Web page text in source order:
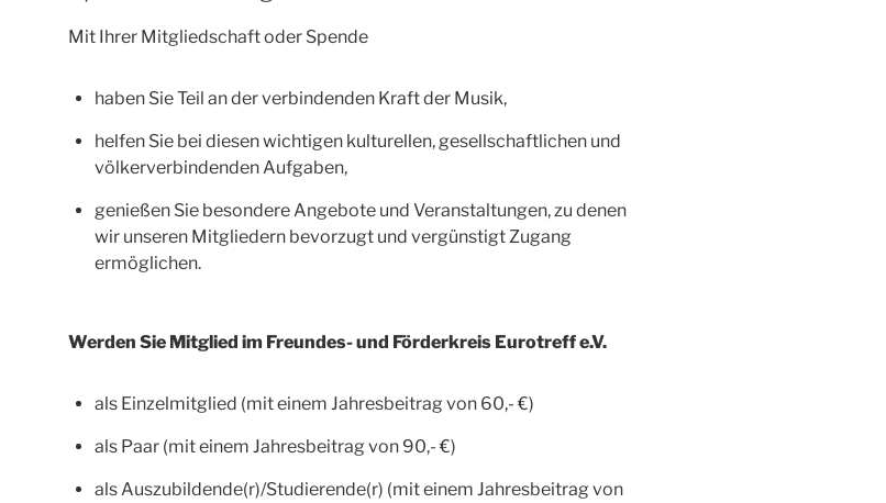
Mit Ihrer Mitgliedschaft oder Spende
haben Sie Teil an der verbindenden Kraft der Musik,
helfen Sie bei diesen wichtigen kulturellen, gesellschaftlichen und
völkerverbindenden Aufgaben,
genießen Sie besondere Angebote und Veranstaltungen, zu denen
wir unseren Mitgliedern bevorzugt und vergünstigt Zugang
ermöglichen.
Werden Sie Mitglied im Freundes- und Förderkreis Eurotreff e.V.
als Einzelmitglied (mit einem Jahresbeitrag von 60,- €)
als Paar (mit einem Jahresbeitrag von 90,- €)
als Auszubildende(r)/Studierende(r) (mit einem Jahresbeitrag von